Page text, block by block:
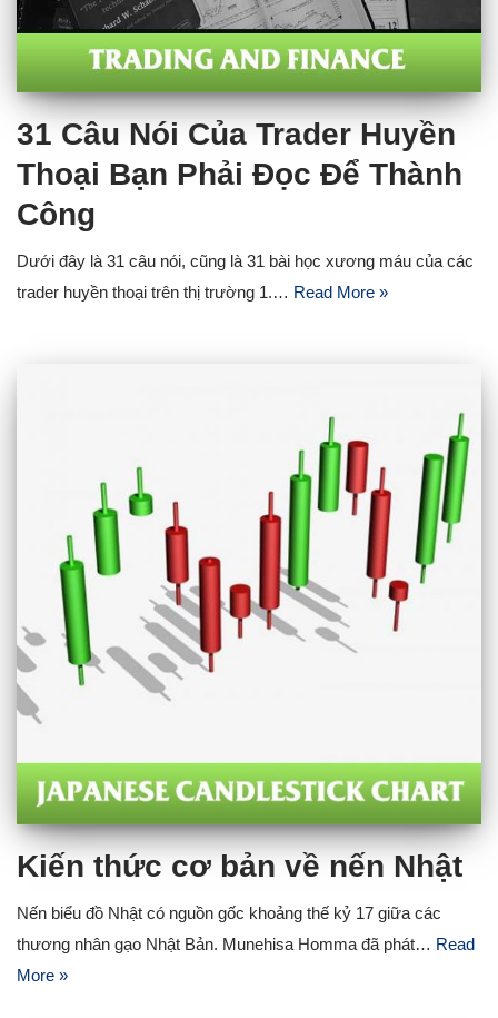
31 Câu Nói Của Trader Huyền
Thoại Bạn Phải Đọc Để Thành
Công
Dưới đây là 31 câu nói, cũng là 31 bài học xương máu của các
trader huyền thoại trên thị trường 1.… Read More »
Kiến thức cơ bản về nến Nhật
Nến biểu đồ Nhật có nguồn gốc khoảng thế kỷ 17 giữa các
thương nhân gạo Nhật Bản. Munehisa Homma đã phát… Read
More »